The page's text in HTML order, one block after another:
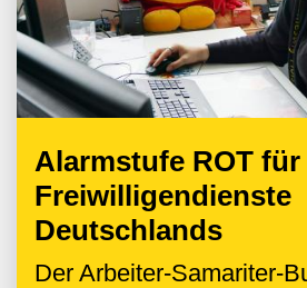
Alarmstufe ROT für
Freiwilligendienste
Deutschlands
Der Arbeiter-Samariter-